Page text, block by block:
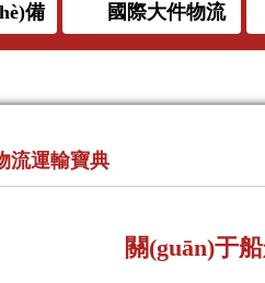
備
國際大件物流
流運輸寶典
關(guān)于船